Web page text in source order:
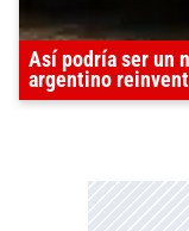
Así podría ser un
argentino